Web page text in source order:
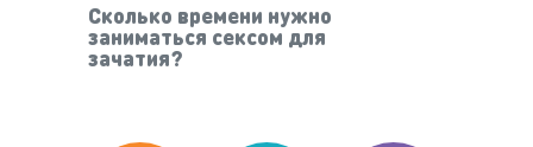
Сколько времени нужно
заниматься сексом для
зачатия?